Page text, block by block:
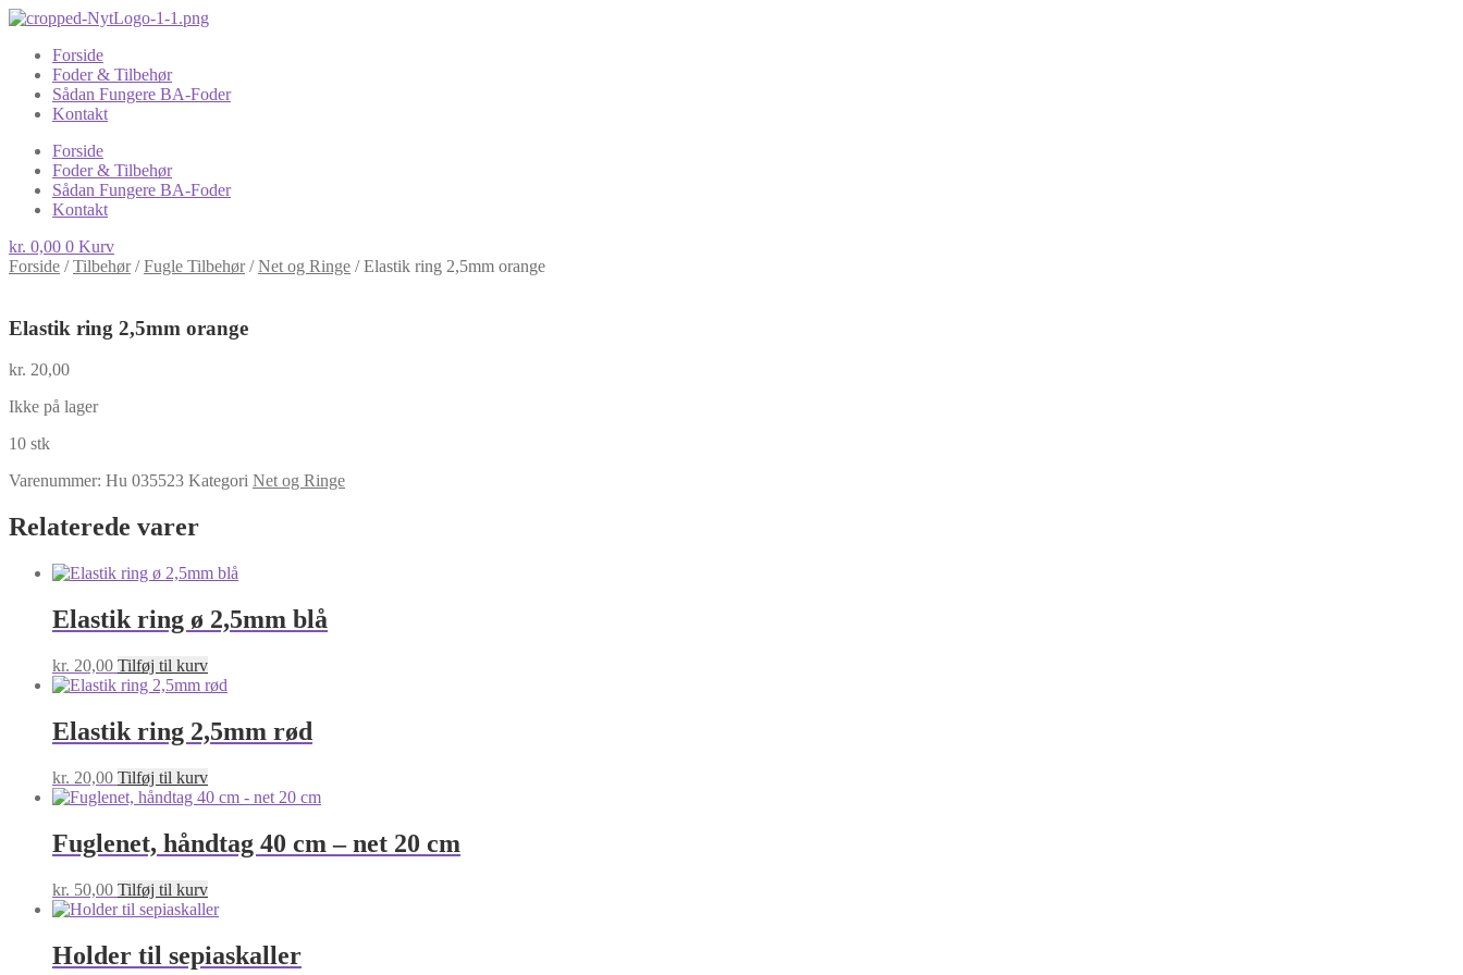
Forside
Foder & Tilbehør
Sådan Fungere BA-Foder
Kontakt
Forside
Foder & Tilbehør
Sådan Fungere BA-Foder
Kontakt
kr. 0,00 0 Kurv
Forside /Tilbehør/Fugle Tilbehør/Net og Ringe /Elastik ring 2,5mm orange
Elastik ring 2,5mm orange
kr. 20,00
Ikke på lager
10 stk
Varenummer: Hu 035523 Kategori Net og Ringe
Relaterede varer
Elastik ring ø 2,5mm blå
kr. 20,00 Tilføj til kurv
Elastik ring 2,5mm rød
kr. 20,00 Tilføj til kurv
Fuglenet, håndtag 40 cm – net 20 cm
kr. 50,00 Tilføj til kurv
Holder til sepiaskaller